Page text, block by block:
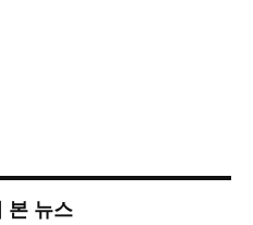
본 뉴스